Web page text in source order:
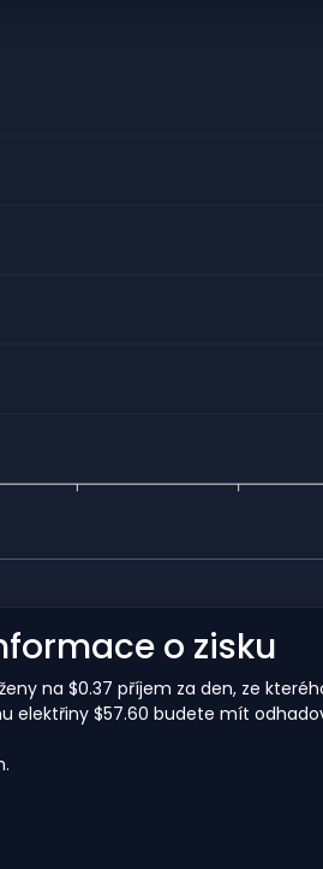
o zisku
na $0.37 příjem za den, ze
elektřiny $57.60 budete mít